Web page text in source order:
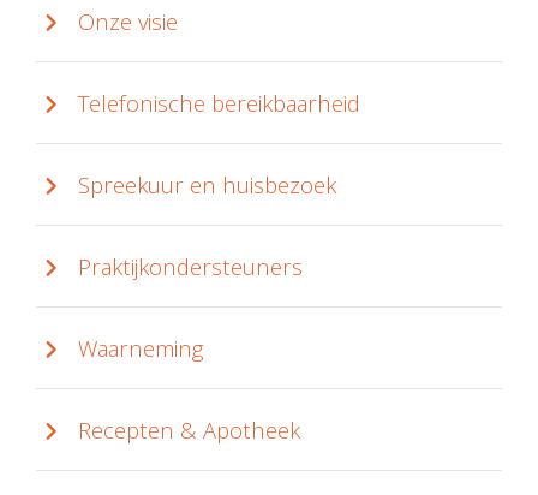
Onze visie
Telefonische bereikbaarheid
Spreekuur en huisbezoek
Praktijkondersteuners
Waarneming
Recepten & Apotheek